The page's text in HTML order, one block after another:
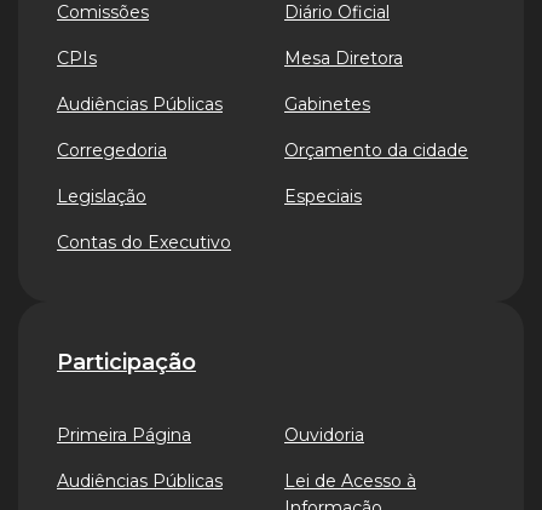
Comissões
CPIs
Audiências Públicas
Corregedoria
Legislação
Contas do Executivo
Diário Oficial
Mesa Diretora
Gabinetes
Orçamento da cidade
Especiais
Participação
Primeira Página
Audiências Públicas
Ouvidoria
Lei de Acesso à